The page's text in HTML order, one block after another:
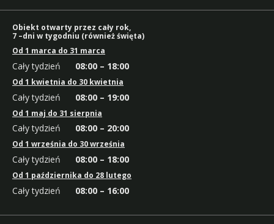
Obiekt otwarty przez cały rok,
7 –dni w tygodniu (również święta)
Od 1 marca do 31 marca
Cały tydzień 08:00 – 18:00
Od 1 kwietnia do 30 kwietnia
Cały tydzień 08:00 – 19:00
Od 1 maj do 31 sierpnia
Cały tydzień 08:00 – 20:00
Od 1 września do 30 września
Cały tydzień 08:00 – 18:00
Od 1 października do 28 lutego
Cały tydzień 08:00 – 16:00